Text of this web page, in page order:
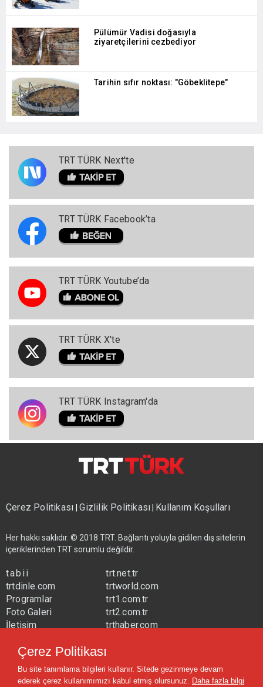
Pülümür Vadisi doğasıyla
ziyaretçilerini cezbediyor
Tarihin sıfır noktası: "Göbeklitepe"
TRT TÜRK Next'te
TRT TÜRK Facebook’ta
TRT TÜRK Youtube’da
TRT TÜRK X'te
TRT TÜRK Instagram'da
Çerez Politikası |Gizlilik Politikası Kullanım Koşulları
Her hakkı saklıdır. © 2018 TRT. Bağlantı yoluyla gidilen dış sitelerin
içeriklerinden TRT sorumlu değildir.
tabii
trtdinle.com
Programlar
Foto Galeri
İletişim
trt.net.tr
trtworld.com
trt1.com.tr
trt2.com.tr
trthaber.com
trtavaz.com.tr
trtmuzik.net.tr
Çerez Politikası
Bu site tanımlama bilgileri kullanır. Sitede gezinmeye devam
ederek çerez kullanımımızı kabul etmiş olursunuz. Daha fazla bilgi